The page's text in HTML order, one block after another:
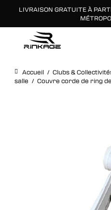
LIVRAISON GRATUITE À
Accueil / Clubs &
salle / Couvre corde de ring